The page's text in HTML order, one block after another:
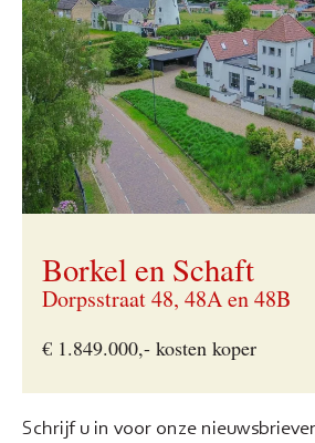
Borkel en Schaft
Dorpsstraat 48, 48A en 48B
€ 1.849.000,- kosten koper
Schrijf u in voor onze